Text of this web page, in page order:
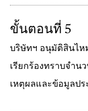
ขั้นตอนที่ 5
บริษัทฯ อนุมัติสินไห
เรียกร้องทราบจำน
เหตุผลและข้อมูลปร